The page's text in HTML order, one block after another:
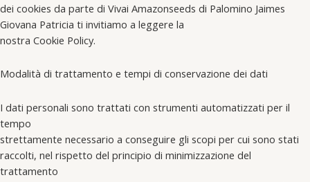
dei cookies da parte di Vivai Amazonseeds di Palomino Jaimes
Giovana Patricia ti invitiamo a leggere la
nostra Cookie Policy.
Modalità di trattamento e tempi di conservazione dei dati
I dati personali sono trattati con strumenti automatizzati per il
tempo
strettamente necessario a conseguire gli scopi per cui sono stati
raccolti, nel rispetto del principio di minimizzazione del
trattamento